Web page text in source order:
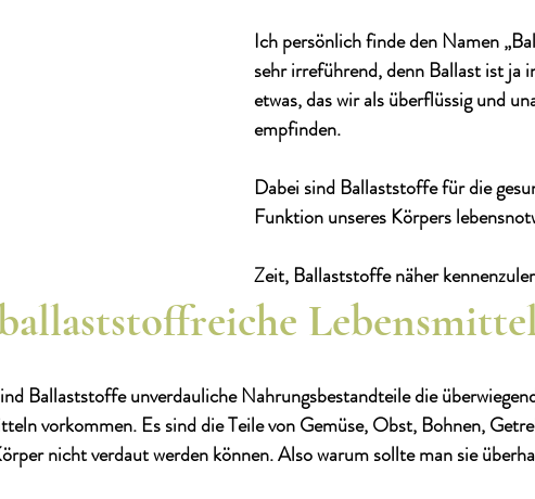
Ich persönlich finde den Namen
sehr irreführend, denn Ballast ist ja
etwas, das wir als überflüssig und
empfinden.
Dabei sind Ballaststoffe für die
Funktion unseres Körpers
Zeit, Ballaststoffe näher
Ballaststoffe unverdauliche Nahrungsbestandteile die
vorkommen. Es sind die Teile von Gemüse, Obst, Bohnen,
nicht verdaut werden können. Also warum sollte man sie